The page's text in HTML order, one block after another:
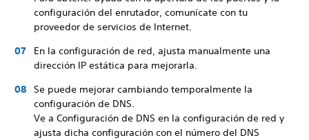
configuración del enrutador, comunícate con tu
proveedor de servicios de Internet.
En la configuración de red, ajusta manualmente una
dirección IP estática para mejorarla.
Se puede mejorar cambiando temporalmente la
configuración de DNS.
Ve a Configuración de DNS en la configuración de red y
ajusta dicha configuración con el número del DNS